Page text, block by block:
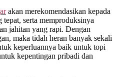
akan merekomendasikan kepada
tepat, serta memproduksinya
jahitan yang rapi. Dengan
maka tidah heran banyak sekali
keperluannya baik untuk topi
kepentingan pribadi dan